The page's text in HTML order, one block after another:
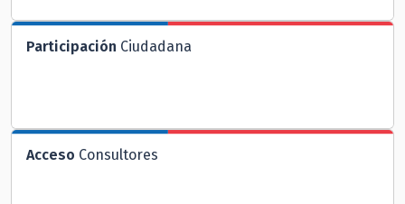
Participación Ciudadana
Acceso Consultores